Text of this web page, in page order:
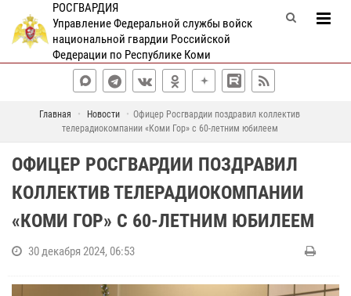
РОСГВАРДИЯ
Управление Федеральной службы войск
национальной гвардии Российской
Федерации по Республике Коми
Главная Новости
Офицер Росгвардии поздравил коллектив
телерадиокомпании «Коми Гор» с 60-летним юбилеем
ОФИЦЕР РОСГВАРДИИ ПОЗДРАВИЛ
КОЛЛЕКТИВ ТЕЛЕРАДИОКОМПАНИИ
«КОМИ ГОР» С 60-ЛЕТНИМ ЮБИЛЕЕМ
30 декабря 2024, 06:53